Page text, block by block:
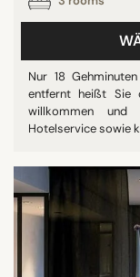
Nur 18
entfernt heißt Sie
willkommen und
Hotelservice sowie